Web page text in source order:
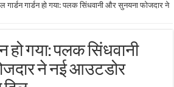
गार्डन गार्डन हो गया: पलक सिंधवानी और सुनयना फोजदार ने
हो गया: पलक सिंधवानी
ने नई आउटडोर